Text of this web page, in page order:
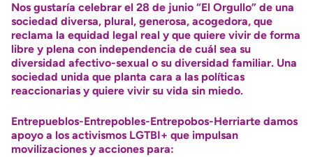
Nos gustaría celebrar el 28 de junio “El Orgullo” de una
sociedad diversa, plural, generosa, acogedora, que
reclama la equidad legal real y que quiere vivir de forma
libre y plena con independencia de cuál sea su
diversidad afectivo-sexual o su diversidad familiar. Una
sociedad unida que planta cara a las políticas
reaccionarias y quiere vivir su vida sin miedo.
Entrepueblos-Entrepobles-Entrepobos-Herriarte damos
apoyo a los activismos LGTBI+ que impulsan
movilizaciones y acciones para: